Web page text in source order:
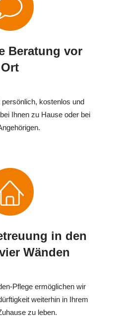
Beratung vor
Ort
kostenlos und
Ihnen zu Hause oder bei
in den
Wänden
Pflege ermöglichen wir
weiterhin in Ihrem
zu leben.